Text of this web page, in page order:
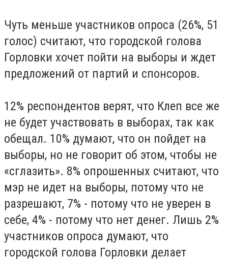
Чуть меньше участников опроса (26%, 51
голос) считают, что городской голова
Горловки хочет пойти на выборы и ждет
предложений от партий и спонсоров.
12% респондентов верят, что Клеп все же
не будет участвовать в выборах, так как
обещал. 10% думают, что он пойдет на
выборы, но не говорит об этом, чтобы не
«сглазить». 8% опрошенных считают, что
мэр не идет на выборы, потому что не
разрешают, 7% - потому что не уверен в
себе, 4% - потому что нет денег. Лишь 2%
участников опроса думают, что
городской голова Горловки делает